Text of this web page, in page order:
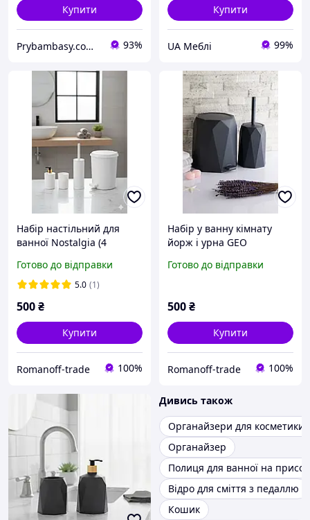
Купити
Prybambasy.com.ua - магазин товарів для дому 93%
Купити
UA Меблі 99%
Набір настільний для
ванної Nostalgia (4
Готово до відправки
5.0 (1)
500₴
Купити
Romanoff-trade 100%
Набір у ванну кімнату
йорж і урна GEO
Готово до відправки
500₴
Купити
Romanoff-trade 100%
Дивись також
Органайзери для косметики
Органайзер
Полиця для ванної на
Відро для сміття з педаллю
Кошик